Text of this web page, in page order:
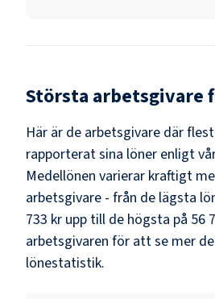
Största arbetsgivare
Här är de arbetsgivare där flest
rapporterat sina löner enligt
Medellönen varierar kraftigt
arbetsgivare - från de lägsta
733 kr upp till de högsta på 56
arbetsgivaren för att se mer
lönestatistik.